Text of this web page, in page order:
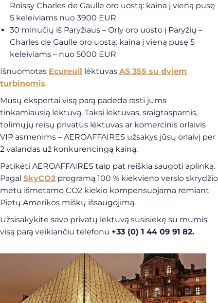
Roissy Charles de Gaulle oro uostą: kaina į vieną pusę
5 keleiviams nuo 3900 EUR
30 minučių iš Paryžiaus – Orly oro uosto į Paryžių –
Charles de Gaulle oro uostą: kaina į vieną pusę 5
keleiviams – nuo 5000 EUR
Išnuomotas Ecureuil lėktuvas AS 355 su dviem
turbinomis.
Mūsų ekspertai visą parą padeda rasti jums
tinkamiausią lėktuvą. Taksi lėktuvas, sraigtasparnis,
tolimųjų reisų privatus lėktuvas ar komercinis orlaivis
VIP asmenims – AEROAFFAIRES užsakys jūsų orlaivį per
2 valandas už konkurencingą kainą.
Patikėti AEROAFFAIRES taip pat reiškia saugoti aplinką.
Pagal SkyCO2 programą 100 % kiekvieno verslo skrydžio
metu išmetamo CO2 kiekio kompensuojama remiant
Pietų Amerikos miškų išsaugojimą.
Užsisakykite savo privatų lėktuvą susisiekę su mumis
visą parą veikiančiu telefonu +33 (0) 1 44 09 91 82.